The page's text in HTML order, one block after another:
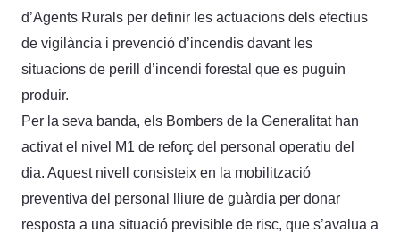
d’Agents Rurals per definir les actuacions dels efectius
de vigilància i prevenció d’incendis davant les
situacions de perill d’incendi forestal que es puguin
produir.
Per la seva banda, els Bombers de la Generalitat han
activat el nivel M1 de reforç del personal operatiu del
dia. Aquest nivell consisteix en la mobilització
preventiva del personal lliure de guàrdia per donar
resposta a una situació previsible de risc, que s’avalua a